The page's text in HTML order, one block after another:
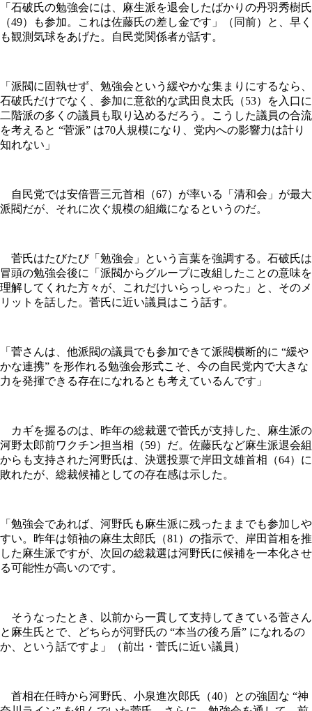
「石破氏の勉強会には、麻生派を退会したばかりの丹羽秀樹氏
（49）も参加。これは佐藤氏の差し金です」（同前）と、早く
も観測気球をあげた。自民党関係者が話す。
「派閥に固執せず、勉強会という緩やかな集まりにするなら、
石破氏だけでなく、参加に意欲的な武田良太氏（53）を入口に
二階派の多くの議員も取り込めるだろう。こうした議員の合流
を考えると “菅派” は70人規模になり、党内への影響力は計り
知れない」
自民党では安倍晋三元首相（67）が率いる「清和会」が最大
派閥だが、それに次ぐ規模の組織になるというのだ。
菅氏はたびたび「勉強会」という言葉を強調する。石破氏は
冒頭の勉強会後に「派閥からグループに改組したことの意味を
理解してくれた方々が、これだけいらっしゃった」と、そのメ
リットを話した。菅氏に近い議員はこう話す。
「菅さんは、他派閥の議員でも参加できて派閥横断的に “緩や
かな連携” を形作れる勉強会形式こそ、今の自民党内で大きな
力を発揮できる存在になれるとも考えているんです」
カギを握るのは、昨年の総裁選で菅氏が支持した、麻生派の
河野太郎前ワクチン担当相（59）だ。佐藤氏など麻生派退会組
からも支持された河野氏は、決選投票で岸田文雄首相（64）に
敗れたが、総裁候補としての存在感は示した。
「勉強会であれば、河野氏も麻生派に残ったままでも参加しや
すい。昨年は領袖の麻生太郎氏（81）の指示で、岸田首相を推
した麻生派ですが、次回の総裁選は河野氏に候補を一本化させ
る可能性が高いのです。
そうなったとき、以前から一貫して支持してきている菅さん
と麻生氏とで、どちらが河野氏の “本当の後ろ盾” になれるの
か、という話ですよ」（前出・菅氏に近い議員）
首相在任時から河野氏、小泉進次郎氏（40）との強固な “神